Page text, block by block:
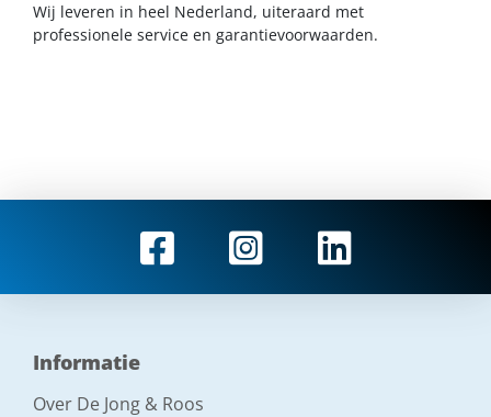
Wij leveren in heel Nederland, uiteraard met
professionele service en garantievoorwaarden.
Informatie
Over De Jong & Roos